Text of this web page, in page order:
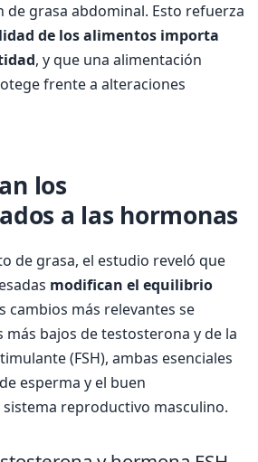
de grasa abdominal. Esto refuerza
de los alimentos importa
, y que una alimentación
frente a alteraciones
los
a las hormonas
de grasa, el estudio reveló que
modifican el equilibrio
cambios más relevantes se
bajos de testosterona y de la
(FSH), ambas esenciales
esperma y el buen
reproductivo masculino.